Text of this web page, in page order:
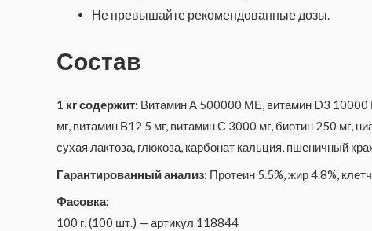
Не превышайте рекомендованные дозы.
Состав
1 кг содержит: Витамин А 500000 МЕ, витамин D3 10000
мг, витамин В12 5 мг, витамин С 3000 мг, биотин 250 мг,
сухая лактоза, глюкоза, карбонат кальция, пшеничный
Гарантированный анализ: Протеин 5.5%, жир 4.8%,
Фасовка:
100 г. (100 шт.) — артикул 118844